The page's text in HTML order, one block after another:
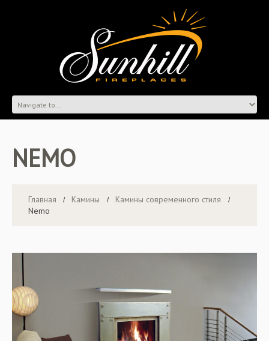
NEMO
Главная Камины
Камины современного стиля
Nemo